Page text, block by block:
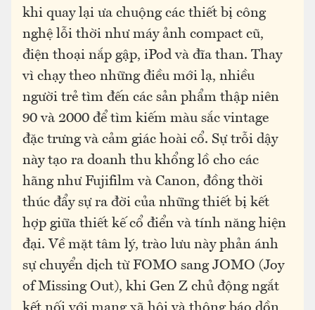
khi quay lại ưa chuộng các thiết bị công
nghệ lỗi thời như máy ảnh compact cũ,
điện thoại nắp gập, iPod và đĩa than. Thay
vì chạy theo những điều mới lạ, nhiều
người trẻ tìm đến các sản phẩm thập niên
90 và 2000 để tìm kiếm màu sắc vintage
đặc trưng và cảm giác hoài cổ. Sự trỗi dậy
này tạo ra doanh thu khổng lồ cho các
hãng như Fujifilm và Canon, đồng thời
thúc đẩy sự ra đời của những thiết bị kết
hợp giữa thiết kế cổ điển và tính năng hiện
đại. Về mặt tâm lý, trào lưu này phản ánh
sự chuyển dịch từ FOMO sang JOMO (Joy
of Missing Out), khi Gen Z chủ động ngắt